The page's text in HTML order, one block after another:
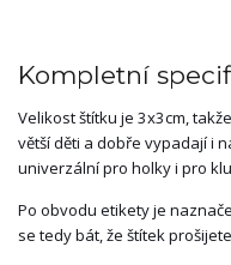
Kompletní
Velikost štítku je 3x3cm,
větší děti a dobře vypadají i
univerzální pro holky i pro
Po obvodu etikety je
se tedy bát, že štítek